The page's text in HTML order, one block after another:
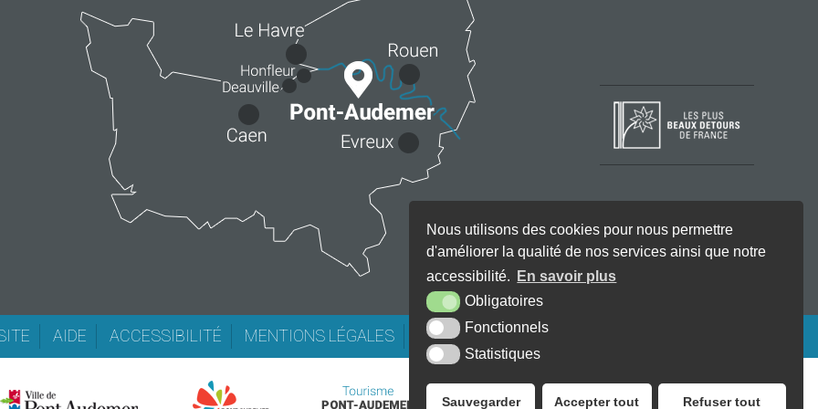
Nous utilisons des cookies pour nous permettre
d'améliorer la qualité de nos services ainsi que notre
accessibilité.
En savoir plus
Obligatoires
Fonctionnels
Statistiques
Sauvegarder Accepter tout Refuser tout
AIDE ACCESSIBILITÉ MENTIONS LÉGALES KREA3